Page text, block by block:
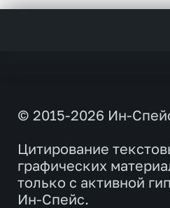
© 2015-2026 Ин-
Цитирование
графических
только с активной
Ин-Спейс.